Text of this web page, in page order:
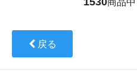
商品中
戻る